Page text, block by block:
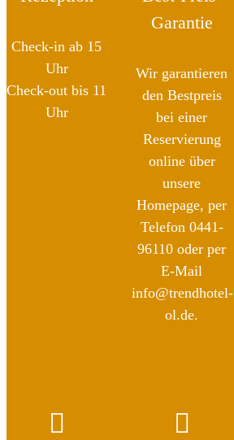
Check-in ab 15
Uhr
Check-out bis 11
Uhr
Garantie
Wir garantieren
den Bestpreis
bei einer
Reservierung
online über
unsere
Homepage, per
Telefon 0441-
96110 oder per
E-Mail
info@trendhotel-
ol.de.